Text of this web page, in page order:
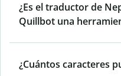
¿Es el traductor de
Quillbot una
¿Cuántos caracteres